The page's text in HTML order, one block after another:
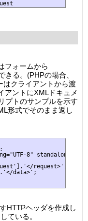
フォームから
る。(PHPの場合、
はクライアントから渡
アントにXMLドキュメ
プトのサンプルを示す
形式でそのまま返し
8"
request>';
data>';
HTTPヘッダを作成し
ている。